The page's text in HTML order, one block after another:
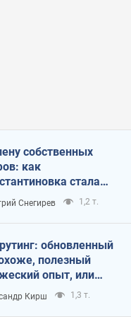
собственных
как
стала
идеологической
для российских
Снегирев 1,2 т.
обновленный
полезный
опыт, или
трусости
Кирш 1,3 т.